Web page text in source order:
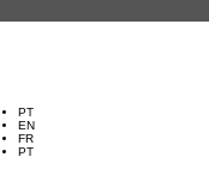
PT
EN
FR
PT